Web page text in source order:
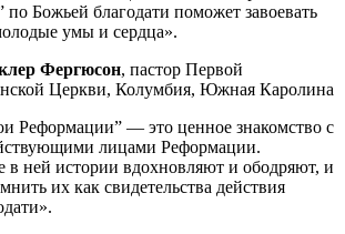
Божьей благодати поможет завоевать
умы и сердца».
Фергюсон, пастор Первой
Церкви, Колумбия, Южная Каролина
Реформации” — это ценное знакомство с
лицами Реформации.
в ней истории вдохновляют и ободряют, и
их как свидетельства действия